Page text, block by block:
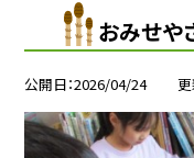
おみせや
公開日 2026/04/24